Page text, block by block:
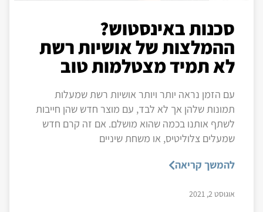
סכנות באינסטוש?
ההמלצות של אושיות רשת
לא תמיד מצטלמות טוב
עם הזמן נראה יותר ויותר אושיות רשת שמעלות
תמונות שלהן אך לא לבד, עם מוצר חדש שהן חייבות
לשתף אותנו בכמה שהוא מושלם. אם זה קרם חדש
שמעלים צלוליטיס, או משחת שיניים
להמשך קריאה
אוגוסט 2, 2021